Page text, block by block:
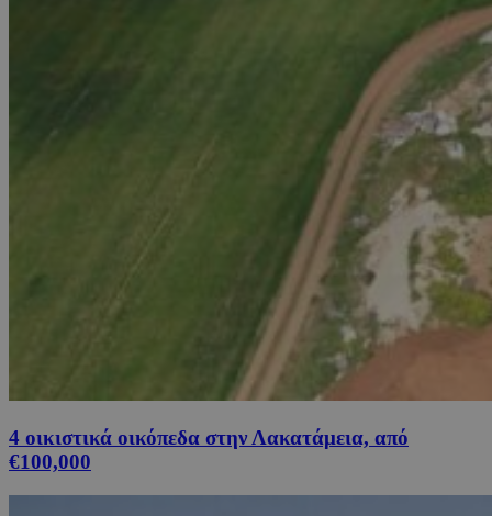
4 οικιστικά οικόπεδα στην Λακατάμεια, από
€100,000